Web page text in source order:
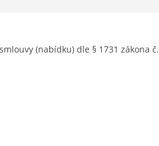
(nabídku) dle § 1731 zákona č.